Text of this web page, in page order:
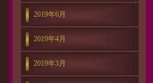
2019年6月
2019年4月
2019年3月